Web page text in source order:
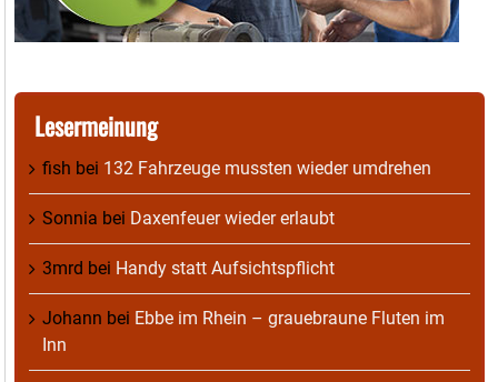
Lesermeinung
fish bei 132 Fahrzeuge mussten wieder umdrehen
Sonnia bei Daxenfeuer wieder erlaubt
3mrd bei Handy statt Aufsichtspflicht
Johann bei Ebbe im Rhein – grauebraune Fluten im
Inn